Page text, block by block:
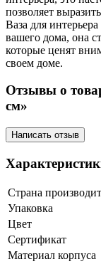
позволяет
Ваза для
вашего дома, она
которые ценят
своем доме.
Отзывы о
см»
Написать отзыв
Страна
Упаковка
Цвет
Сертификат
Материал корпуса